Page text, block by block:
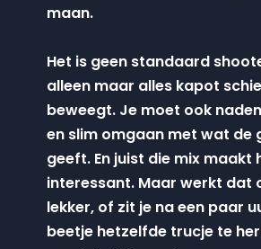
maan.
Het is geen standaard
alleen maar alles kapot
beweegt. Je moet ook
en slim omgaan met wat de
geeft. En juist die mix maakt
interessant. Maar werkt dat
lekker, of zit je na een paar
beetje hetzelfde trucje te